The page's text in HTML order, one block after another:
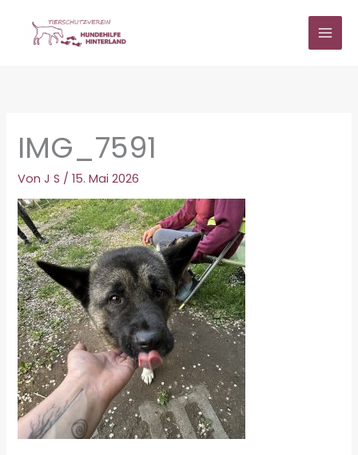
springen
IMG_7591
VonJ S /15. Mai 2026